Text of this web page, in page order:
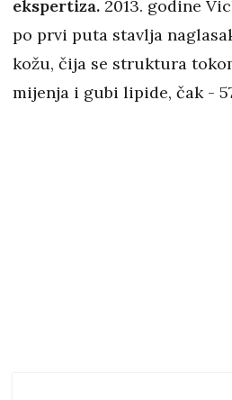
ekspertiza. 2013. godine
po prvi puta stavlja
kožu, čija se struktura
mijenja i gubi lipide, čak -